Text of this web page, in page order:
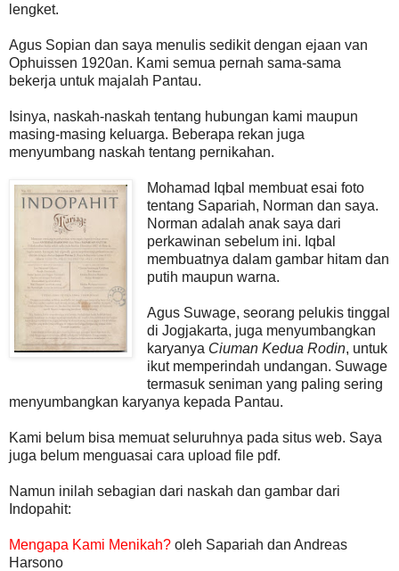
lengket.
Agus Sopian dan saya menulis sedikit dengan ejaan van
Ophuissen 1920an. Kami semua pernah sama-sama
bekerja untuk majalah Pantau.
Isinya, naskah-naskah tentang hubungan kami maupun
masing-masing keluarga. Beberapa rekan juga
menyumbang naskah tentang pernikahan.
Mohamad Iqbal membuat esai foto
tentang Sapariah, Norman dan saya.
Norman adalah anak saya dari
perkawinan sebelum ini. Iqbal
membuatnya dalam gambar hitam dan
putih maupun warna.
Agus Suwage, seorang pelukis tinggal
di Jogjakarta, juga menyumbangkan
karyanya Ciuman Kedua Rodin, untuk
ikut memperindah undangan. Suwage
termasuk seniman yang paling sering
menyumbangkan karyanya kepada Pantau.
Kami belum bisa memuat seluruhnya pada situs web. Saya
juga belum menguasai cara upload file pdf.
Namun inilah sebagian dari naskah dan gambar dari
Indopahit:
Mengapa Kami Menikah? oleh Sapariah dan Andreas
Harsono